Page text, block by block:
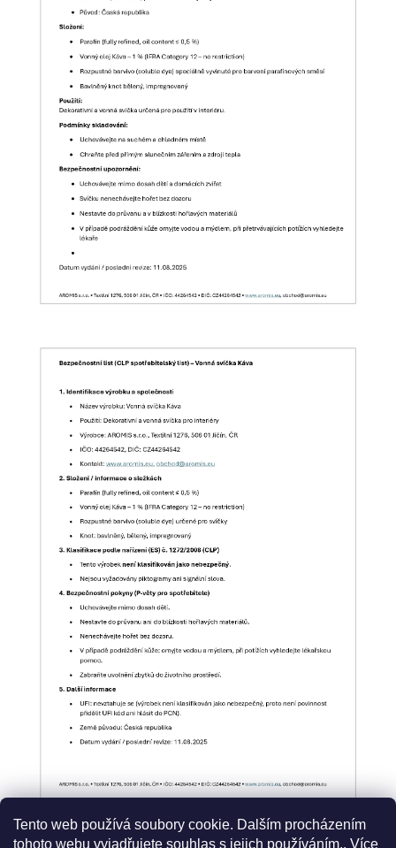
Tento web používá soubory cookie. Dalším procházením
tohoto webu vyjadřujete souhlas s jejich používáním.. Více